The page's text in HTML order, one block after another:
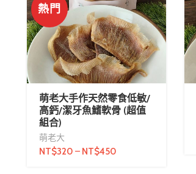
熱門
萌老大手作天然零食低敏/
高鈣/潔牙魚鰭軟骨 (超值
組合)
萌老大
NT$320 – NT$450